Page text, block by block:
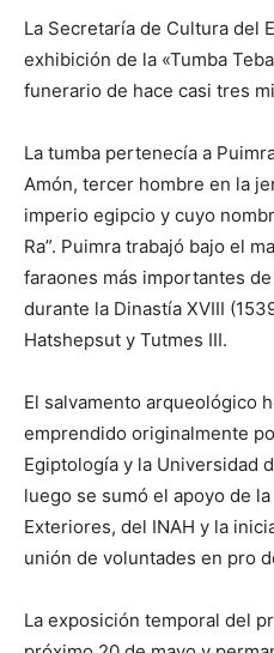
La Secretaría de Cultura del
exhibición de la «Tumba
funerario de hace casi tres
La tumba pertenecía a
Amón, tercer hombre en la
imperio egipcio y cuyo
Ra”. Puimra trabajó bajo el
faraones más importantes
durante la Dinastía XVIII
Hatshepsut y Tutmes III.
El salvamento arqueológico
emprendido originalmente
Egiptología y la Universidad
luego se sumó el apoyo de
Exteriores, del INAH y la
unión de voluntades en pro
La exposición temporal del